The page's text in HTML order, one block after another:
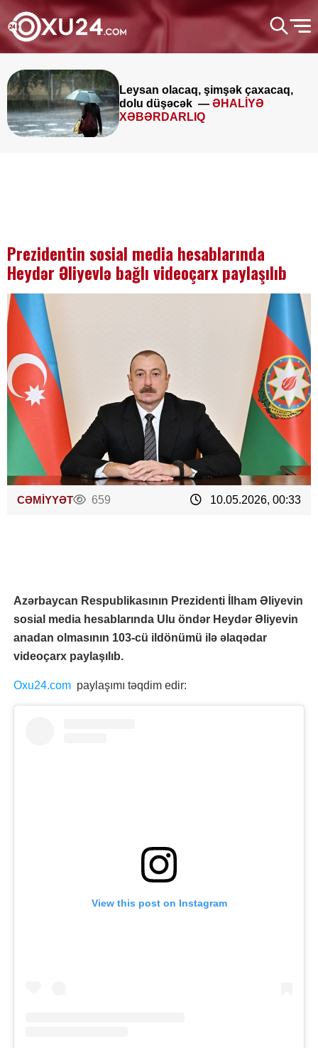
Leysan olacaq, şimşək çaxacaq,
dolu düşəcək — ƏHALİYƏ
XƏBƏRDARLIQ
Prezidentin sosial media hesablarında
Heydər Əliyevlə bağlı videoçarx paylaşılıb
CƏMİYYƏT 659 10.05.2026, 00:33
Azərbaycan Respublikasının Prezidenti İlham Əliyevin
sosial media hesablarında Ulu öndər Heydər Əliyevin
anadan olmasının 103-cü ildönümü ilə əlaqədar
videoçarx paylaşılıb.
Oxu24.com paylaşımı təqdim edir:
View this post on Instagram